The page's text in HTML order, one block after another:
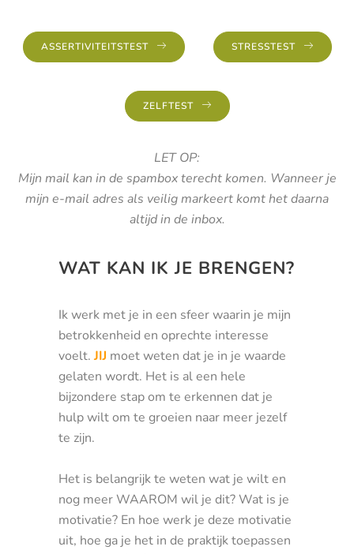
ASSERTIVITEITSTEST STRESSTEST
ZELFTEST
LET OP:
Mijn mail kan in de spambox terecht komen. Wanneer je
mijn e-mail adres als veilig markeert komt het daarna
altijd in de inbox.
WAT KAN IK JE BRENGEN?
Ik werk met je in een sfeer waarin je mijn
betrokkenheid en oprechte interesse
voelt.JIJ moet weten dat je in je waarde
gelaten wordt. Het is al een hele
bijzondere stap om te erkennen dat je
hulp wilt om te groeien naar meer jezelf
te zijn.
Het is belangrijk te weten wat je wilt en
nog meer WAAROM wil je dit? Wat is je
motivatie? En hoe werk je deze motivatie
uit, hoe ga je het in de praktijk toepassen